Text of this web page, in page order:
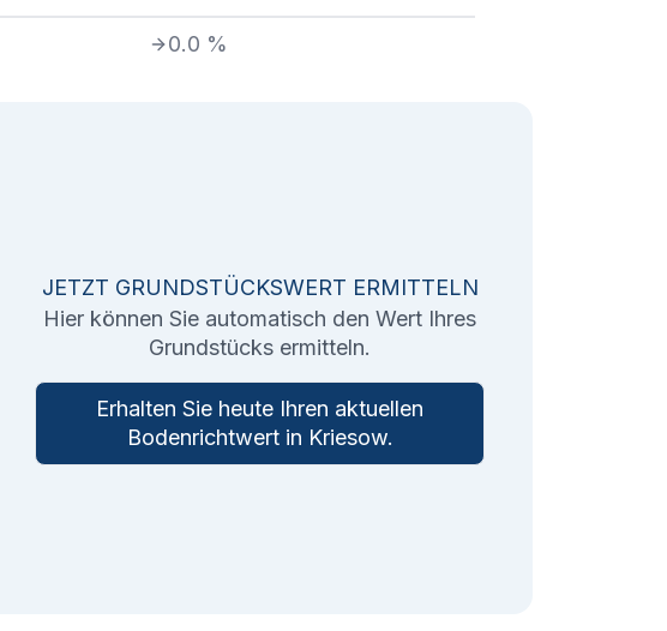
0.0 %
JETZT GRUNDSTÜCKSWERT ERMITTELN
Hier können Sie automatisch den Wert Ihres
Grundstücks ermitteln.
Erhalten Sie heute Ihren aktuellen
Bodenrichtwert in Kriesow.